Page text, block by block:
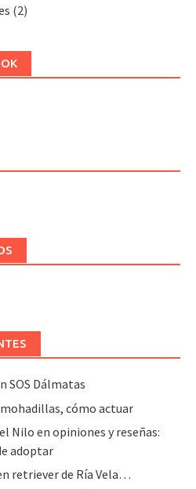
(2)
SOS Dálmatas
cómo actuar
Nilo en opiniones y reseñas:
adoptar
retriever de Ría Vela…